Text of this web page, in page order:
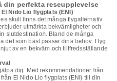
din perfekta reseupplevelse
Nido Lio flygplats (ENI)
skull finns det många flygalternativ
utmärkta bekvämligheter och
slutdestination. Bland de många
det som bäst passar dina behov. Flyg
av en bekväm och tillfredsställande
dig. Med rekommendationer från
El Nido Lio flygplats (ENI) till din